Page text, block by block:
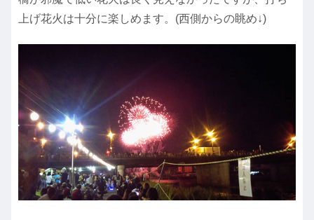
上げ花火は十分に楽しめます。(西側からの眺め↓)